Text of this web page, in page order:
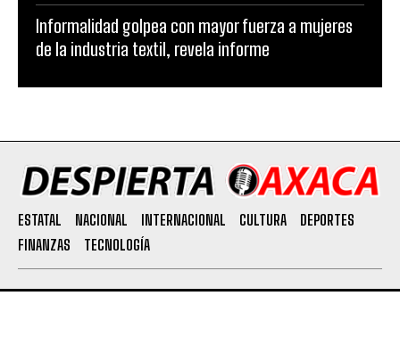
Informalidad golpea con mayor fuerza a mujeres
de la industria textil, revela informe
ESTATAL NACIONAL INTERNACIONAL CULTURA
DEPORTES
FINANZAS
TECNOLOGÍA